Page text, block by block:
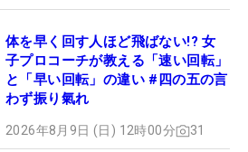
体を早く回す人ほど飛ばない!? 女
子プロコーチが教える「速い回転」
と「早い回転」の違い #四の五の言
わず振り氣れ
2026年8月9日 (日) 12時00分 31